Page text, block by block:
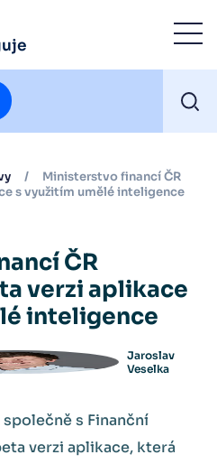
/
Ministerstvo financí ČR
s využitím umělé inteligence
ČR
verzi aplikace
inteligence
Jaroslav
Veselka
s Finanční
verzi aplikace, která